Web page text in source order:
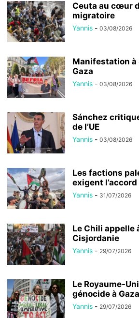
Ceuta au cœur
migratoire
Yannis - 03/08/2026
Manifestation à
Gaza
Yannis - 03/08/2026
Sánchez
de l’UE
Yannis - 03/08/2026
Les factions
exigent l’accord
Yannis - 31/07/2026
Le Chili appelle
Cisjordanie
Yannis - 29/07/2026
Le Royaume-
génocide à Gaza
Yannis - 29/07/2026